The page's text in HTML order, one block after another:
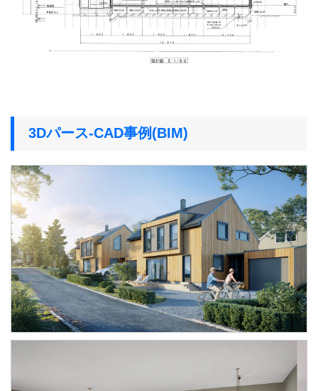
3Dパース-CAD事例(BIM)